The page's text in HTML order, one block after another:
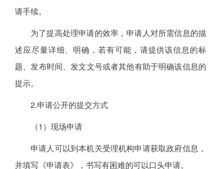
请手续。
为了提高处理申请的效率，申请人对所需信息的描
述应尽量详细、明确，若有可能，请提供该信息的标
题、发布时间、发文文号或者其他有助于明确该信息的
提示。
2.申请公开的提交方式
（1）现场申请
申请人可以到本机关受理机构申请获取政府信息，
并填写《申请表》，书写有困难的可以口头申请。